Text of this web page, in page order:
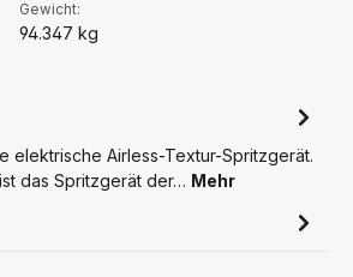
Gewicht:
94.347 kg
elektrische Airless-Textur-Spritzgerät.
das Spritzgerät der… Mehr